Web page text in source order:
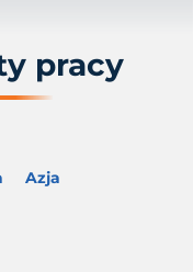
pracy
Azja